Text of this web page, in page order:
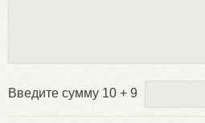
Введите сумму 10 + 9